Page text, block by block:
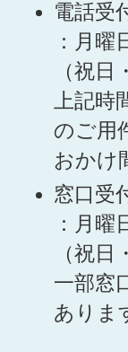
電話受
：月
（祝日
上記時
のご用
おかけ
窓口受
：月
（祝日
一部窓
ありま